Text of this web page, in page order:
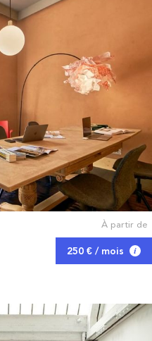
À partir de
250 € / mois